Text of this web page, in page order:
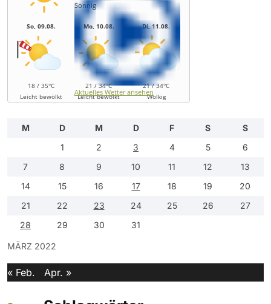
Sonnig
So, 09.08.
18 / 35°C
Leicht bewölkt
Mo, 10.08.
21 / 34°C
Leicht bewölkt
Di, 11.08.
21 / 34°C
Wolkig
Aktuelles Wetter ansehen
MÄRZ 2022
M D M D F S
S
1
2 3 4 5
6
7
8 9 10 11 12
13
14
15 16 17 18 19
20
21
22 23 24 25 26
27
28
29 30 31
« Feb. Apr. »